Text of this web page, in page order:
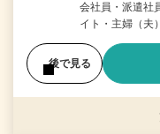
会社員・派遣社
イト・主婦（夫
後で見る